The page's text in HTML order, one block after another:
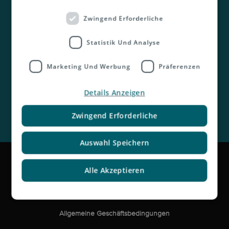
Impressum
Rechtliche Hinweise und Haftungsausschluss
Allgemeine Geschäftsbedingungen
Zwingend Erforderliche
Statistik Und Analyse
Marketing Und Werbung Präferenzen
Auswahl Speichern
Alle Akzeptieren
Zwingend Erforderliche
Details Anzeigen